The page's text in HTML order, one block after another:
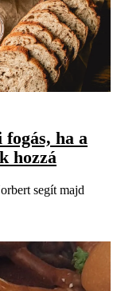
fogás, ha a
hozzá
segít majd